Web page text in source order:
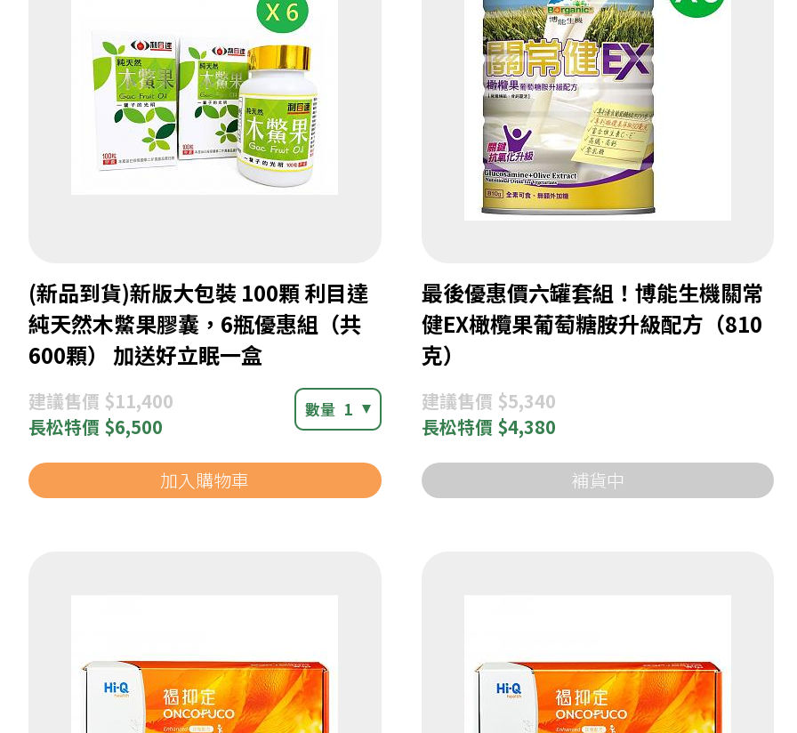
(新品到貨)新版大包裝 100顆 利目達
純天然木鱉果膠囊，6瓶優惠組（共
600顆） 加送好立眠一盒
建議售價 $11,400
長松特價 $6,500
數量 1
加入購物車
最後優惠價六罐套組！博能生機關常
健EX橄欖果葡萄糖胺升級配方（810
克）
建議售價 $5,340
長松特價 $4,380
補貨中